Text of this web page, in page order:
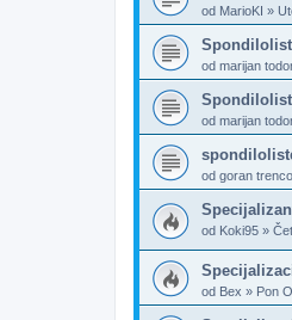
od MarioKI »
od marijan
od marijan
od goran
od Koki95 »
od Bex » Pon